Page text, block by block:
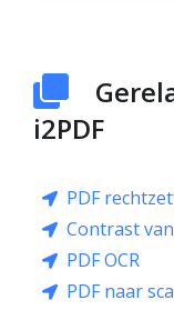
i2PDF
PDF
Contrast
PDF OCR
PDF naar